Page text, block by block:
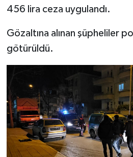
456 lira ceza uygulandı.
Gözaltına alınan şüpheliler
götürüldü.